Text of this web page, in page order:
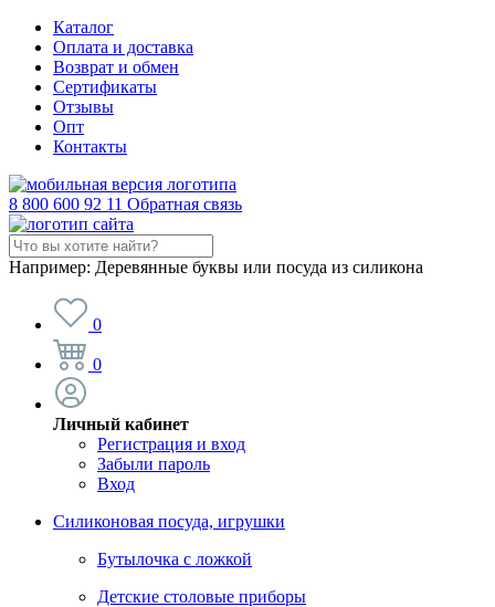
Каталог
Оплата и доставка
Возврат и обмен
Сертификаты
Отзывы
Опт
Контакты
8 800 600 92 11 Обратная связь
Например: Деревянные буквы или посуда из силикона
0
0
Личный кабинет
Регистрация и вход
Забыли пароль
Вход
Силиконовая посуда, игрушки
Бутылочка с ложкой
Детские столовые приборы